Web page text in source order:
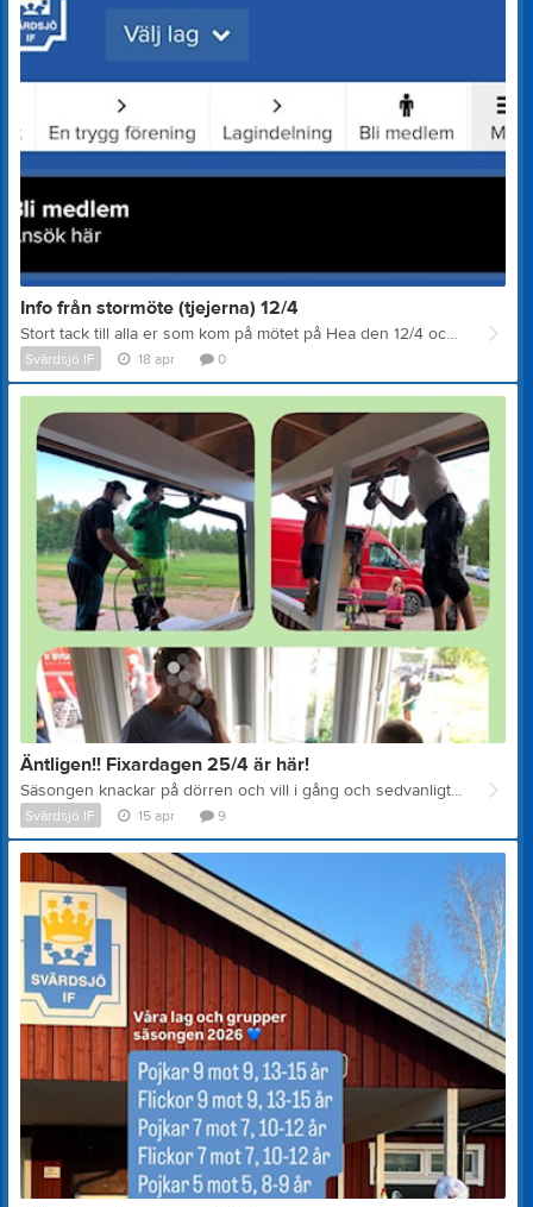
Info från stormöte (tjejerna) 12/4
Stort tack till alla er som kom på mötet på Hea den 12/4 och tog del av planering och visioner inför våra tjejlag inför årets fotbollssäsong. För er som inte hade möjlighet att delta kommer en sammanfattning av det som sades här. Samarbetet mellan byföreningarna • Svärdsjö IF, Envikens IF och Sundborn GOIF har sedan många antal år tillbaka haft ett olika former av samarbetslag på flicksidan, detta är inget nytt. • Alla seriespelande flicklag i 7 mot 7 kommer under säsongen 2026 heta: Svärdsjö/Enviken/ och alla seriespelande flicklag i 9 mot 9 kommer under säsongen 2026 heta: Svärdsjö/Enviken/Sundborn. • Syftet är att det ska finnas en bred trupp i respektive division och flickorna kommer att få hoppa upp och ner i respektive lag. • Medlemsavgift och träningsavgift betalas till respektive moderförening. Ledarna till respekive lag presenterade sig • 5 mot 5 (8-9 år): Anna Sundlöv och Emil Anåker • 7 mot 7 (10-12 år): Frida Sandgren, Jesper Lindqvist, Johan Svedberg & Patrik Karlsson • 9 mot 9 (13-15 år): Lina Westerlund & Magnus Wennström Träning, matcher, cuper • Träningsupplägg: träningar kommer att ske samtidigt, i syfte att både knyta samman åldersgrupperna, låta ledare och spelare blir kända ansikten. Lätt också att låta spelare flytta mellan de olika grupperna. • Träningstider och plats: måndagar och onsdagar, tid kommer senare. Primärt på Källängets IP. • Kallelser och kommunikation sker via laget.se • Respektive lag anmäler och planerar för cupdeltagande. Ekonomi & aktiviteter • Medlemsavgifter betalas till respektive moderförening (Svärdsjö IF, Enviken eller Sundborn). • Alla aktiva spelare måste vara betalande medlemmar i någon av föreningarna, annars gäller ej försäkringar. • Försäljningar: alla förväntas delta i respektive moderförenings arbets- försäljningsaktiviteter. o Svärdsjö IF: Ravelliförsäljning maj, packa kassar på ICA midsommar (13 år uppåt), bemanna kiosken på seniormatcher enligt kioskschema. o Vårdnadshavare från alla lag förväntas arbeta på Minicupen som äger rum den 29/8. Förväntningar på spelare • Närvaro och punktlighet. • Attityd och laganda. • Utrustning och förberedelser. Förväntningar på vårdnadshavare • Stötta och uppmuntra barnen. • Respektera tränarnas beslut, uppförande vid matcher (sidlinjen). • Mobilförbud för vårdnadshavare i närhet av träning/match. Behövs den användas, gå undan. • Hjälps åt vid transporter, cuper m.m. • Ställa upp och arbeta på tilldelade arbetsplats (kiosk bemannas vid egna hemmamatcher, samt seniormatcher enligt separat kioskschema som kommer från kioskchefen Robert. • Gärna handuppräckning här och nu på några som kan vara ansvarsansvarig. Kommunikation • Nyheter, kallelser till träning/match osv. via laget.se i respektive grupp. • Kontaktvägar till ledare: laget, telefon. Avslutning • Övriga frågor • Viktiga datum i vår: o Lördag 25/4: Fixardag på IP. o Maj: Ravelli-försäljning. o V 25-26: Fotbollsskola barn från F-klass till åk 6. o Lördag 29/8: Minicup. o August: Lagfotografering med Idrottsfoto. o 3/10: Avslutning för hela föreningen på Hea. Bli medlem på laget För att ta del av info, kallelser till träningar etc behöver ni vara registrerade på laget. Gå in på https://laget.se/Svardsjoif.se, klicka på "Bli medlem" och ansök därefter om medlemskap för ditt barn och/eller dig själv. Meddela därefter direkt till respektive ledare till det lag du önskar bli medlem till så kan denne i sin tur registrera dig i rätt lag/grupp. Vid ev. problem kontakta en ledare eller någon i styrelsen.
Svärdsjö IF 18 apr 0
Äntligen!! Fixardagen 25/4 är här!
Säsongen knackar på dörren och vill i gång och sedvanligt så samlas vi nere på Källängets IP, för att tillsammans avnjuta en av årets trevligaste dagar. Nu fixar vi till anläggningen så att den blir ännu finare, som gör att vi trivs ännu bättre på såväl träning som match. Traditionellt så bjuder vi på frukost, vilken står uppdukad senast kl. 09.00. Lite snabbfakta: Datum och tid: Lördag 25/4 mellan 09.00 - 12.00 Frukost från 09.00. Arbetsledare finns på plats och fördelar jobben. Ta gärna med handskar och handverktyg. Skriv gärna i kommentarsfältet eller skicka ett meddelande till jimmy.linner@live.se, och berätta hur många vuxna resp. barn som kommer. Då blir det mycket lättare att planera både frukost och jobb, Varmt välkomna den 25/4 kl. 09.00 /Styrelsen
Svärdsjö IF 15 apr 9